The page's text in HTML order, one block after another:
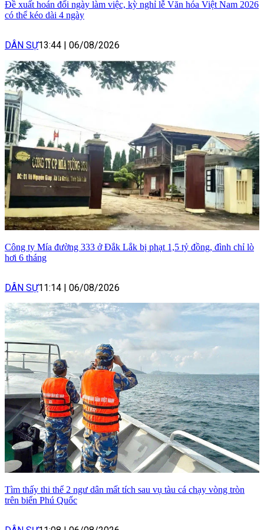
Đề xuất hoán đổi ngày làm việc, kỳ nghỉ lễ Văn hóa Việt Nam 2026
có thể kéo dài 4 ngày
DÂN SỰ13:44 06/08/2026
Công ty Mía đường 333 ở Đắk Lắk bị phạt 1,5 tỷ đồng, đình chỉ lò
hơi 6 tháng
DÂN SỰ11:14 06/08/2026
Tìm thấy thi thể 2 ngư dân mất tích sau vụ tàu cá chạy vòng tròn
trên biển Phú Quốc